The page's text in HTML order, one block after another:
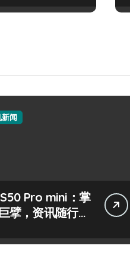
新闻
Pro mini：掌
擘，资讯随行一